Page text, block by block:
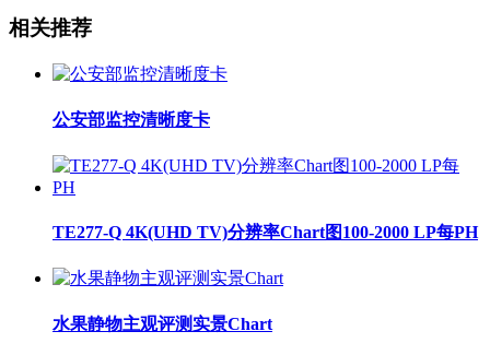
相关推荐
公安部监控清晰度卡
TE277-Q 4K(UHD TV)分辨率Chart图100-2000 LP每PH
水果静物主观评测实景Chart